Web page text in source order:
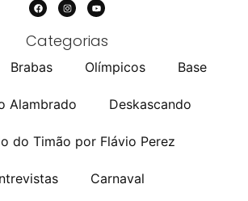
Categorias
Brabas Olímpicos Base
Alambrado Deskascando
do Timão por Flávio Perez
Carnaval